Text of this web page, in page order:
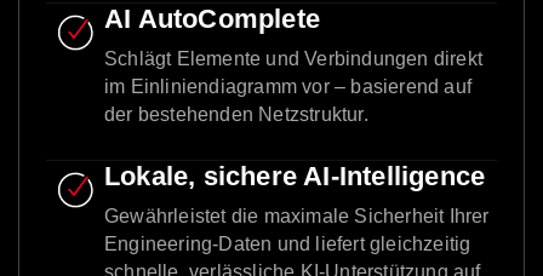
AI AutoComplete
Schlägt Elemente und Verbindungen direkt
im Einliniendiagramm vor – basierend auf
der bestehenden Netzstruktur.
Lokale, sichere AI-Intelligence
Gewährleistet die maximale Sicherheit Ihrer
Engineering-Daten und liefert gleichzeitig